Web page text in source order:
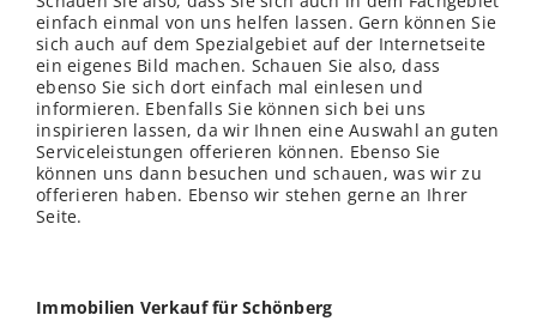
einfach einmal von uns helfen lassen. Gern können Sie
sich auch auf dem Spezialgebiet auf der Internetseite
ein eigenes Bild machen. Schauen Sie also, dass
ebenso Sie sich dort einfach mal einlesen und
informieren. Ebenfalls Sie können sich bei uns
inspirieren lassen, da wir Ihnen eine Auswahl an guten
Serviceleistungen offerieren können. Ebenso Sie
können uns dann besuchen und schauen, was wir zu
offerieren haben. Ebenso wir stehen gerne an Ihrer
Seite.
Immobilien Verkauf für Schönberg